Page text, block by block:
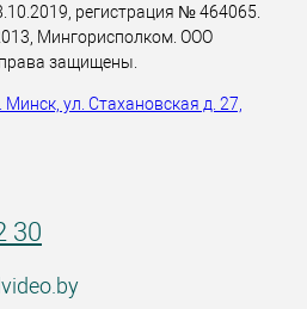
регистрация № 464065.
Мингорисполком. ООО
защищены.
Минск, ул. Стахановская д. 27,
30